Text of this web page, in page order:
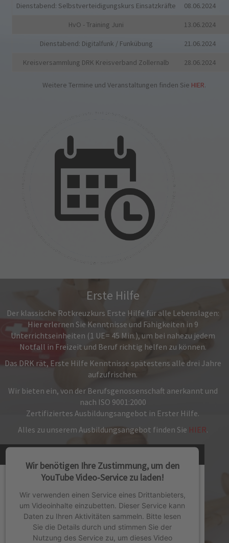
Dienstabend: Selbstverteidigungskurs Einsatzkräfte 08.06.2024
HvO - Training Juni 13.06.2024
Dienstabend: Digitalfunk / Funkübung 21.06.2024
Kreisversammlung DRK Kreisverband Zollernalb 28.06.2024
Weitere Termine und Veranstaltungen finden Sie HIER.
Erste Hilfe
Der klassische Rotkreuzkurs Erste Hilfe für alle Lebenslagen:
Hier erlernen Sie Kenntnisse und Fähigkeiten in 9
Unterrichtseinheiten (1 UE= 45 Min.), um bei nahezu jedem
Notfall in Freizeit und Beruf richtig helfen zu können.
Das DRK rät, Erste Hilfe Kenntnisse spätestens alle drei Jahre
aufzufrischen.
Wir bieten ein, von der Berufsgenossenschaft anerkannt und
nach ISO 9001:2000
Zertifiziertes Ausbildungsangebot in Erster Hilfe.
Alles zu unserem Ausbildungsangebot finden Sie HIER.
Wir benötigen Ihre Zustimmung, um den
YouTube Video-Service zu laden!
Wir verwenden einen Service eines Drittanbieters,
um Videoinhalte einzubetten. Dieser Service kann
Daten zu Ihren Aktivitäten sammeln. Bitte lesen
Sie die Details durch und stimmen Sie der
Nutzung des Service zu, um dieses Video